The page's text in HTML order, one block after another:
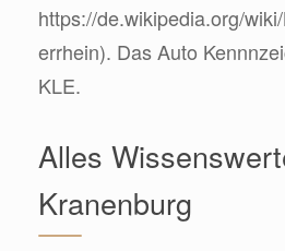
https://de.wikipedia.org/
errhein). Das Auto
KLE.
Alles
Kranenburg